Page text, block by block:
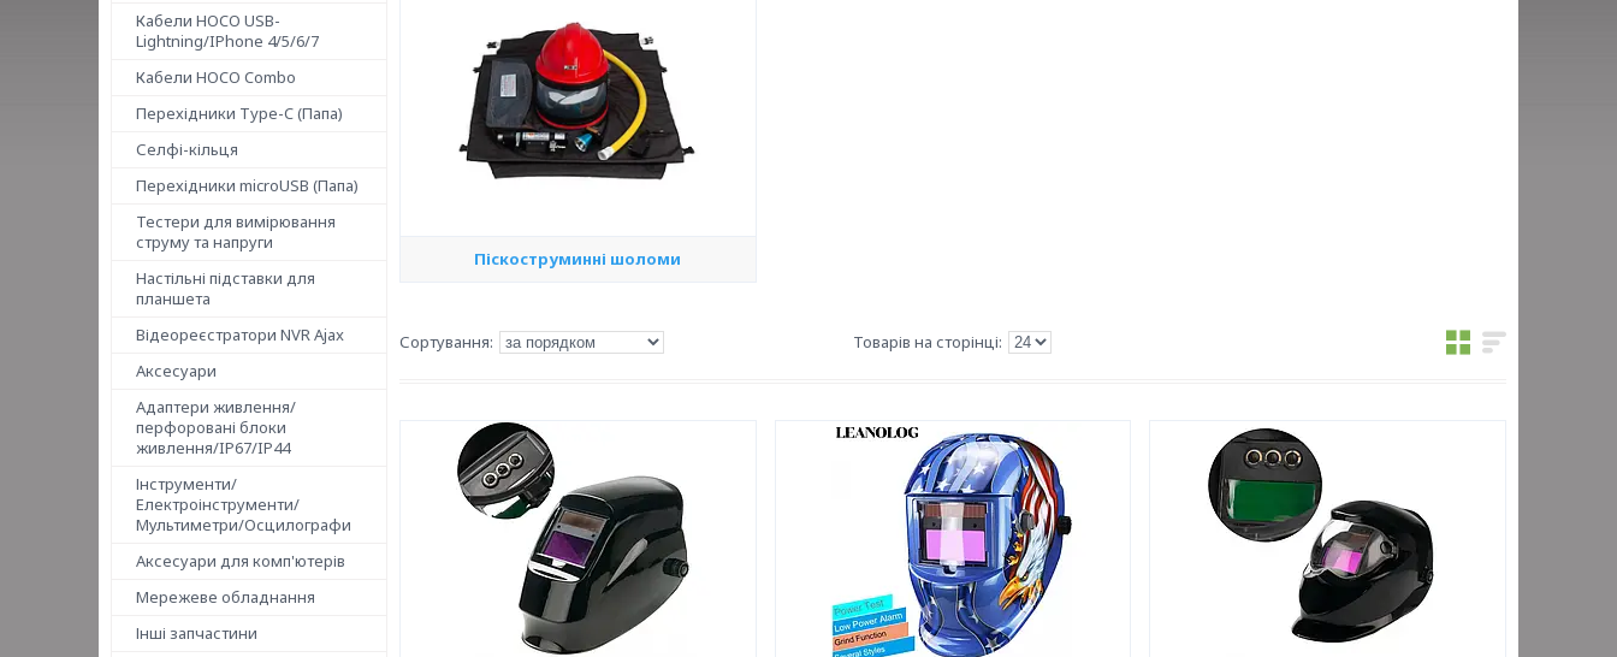
Кабели HOCO USB-
Lightning/IPhone 4/5/6/7
Кабели HOCO Combo
Перехідники Type-C (Папа)
Селфі-кільця
Перехідники microUSB (Папа)
Тестери для вимірювання
струму та напруги
Настільні підставки для
планшета
Відеореєстратори NVR Ajax
Аксесуари
Адаптери живлення/
перфоровані блоки
живлення/IP67/IP44
Інструменти/
Електроінструменти/
Мультиметри/Осцилографи
Аксесуари для комп'ютерів
Мережеве обладнання
Інші запчастини
Піскоструминні шоломи